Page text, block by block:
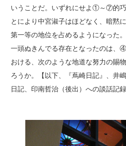
いうことだ。いずれにせよ①～⑦的
とにより中宮淑子はほどなく、暗黙
第一等の地位を占めるようになった
一頭ぬきんでる存在となったのは
おける、次のような地道な努力の賜
ろうか。【以下、『蔦崎日記』、井
日記、印南哲治（後出）への談話記